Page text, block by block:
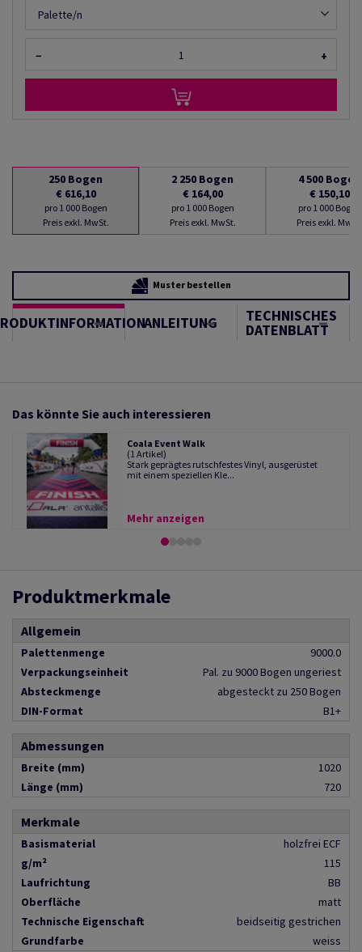
Palette/n
− +
250 Bogen
€ 616,10
pro 1 000 Bogen
Preis exkl. MwSt.
2 250 Bogen
€ 164,00
pro 1 000 Bogen
Preis exkl. MwSt.
4 500 Bogen
€ 150,10
pro 1 000 Bogen
Preis exkl. MwSt.
Muster bestellen
ANLEITUNG TECHNISCHES
DATENBLATT
Das könnte Sie auch interessieren
Coala Event Walk
(1 Artikel)
Stark geprägtes rutschfestes Vinyl, ausgerüstet
mit einem speziellen Kle...
Mehr anzeigen
Produktmerkmale
Allgemein
Palettenmenge
9000.0
Verpackungseinheit
Pal. zu 9000 Bogen ungeriest
Absteckmenge
abgesteckt zu 250 Bogen
DIN-Format
B1+
Abmessungen
Breite (mm)
1020
Länge (mm)
720
Merkmale
Basismaterial
holzfrei ECF
g/m²
115
Laufrichtung
BB
Oberfläche
matt
Technische Eigenschaft
beidseitig gestrichen
Grundfarbe
weiss